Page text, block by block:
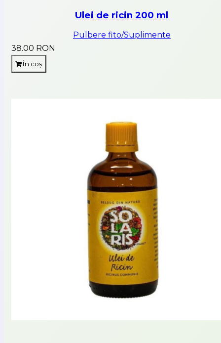
Ulei de ricin 200 ml
Pulbere fito/Suplimente
38.00 RON
În coș